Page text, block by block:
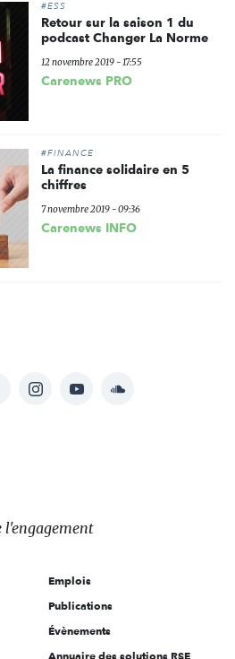
#ESS
Retour sur la saison 1 du
podcast Changer La Norme
12 novembre 2019 - 17:55
Carenews PRO
#FINANCE
La finance solidaire en 5
chiffres
7 novembre 2019 - 09:36
Carenews INFO
InstagramYouTubeSoundcloud
l'engagement
Emplois
Publications
Évènements
Annuaire des solutions RSE